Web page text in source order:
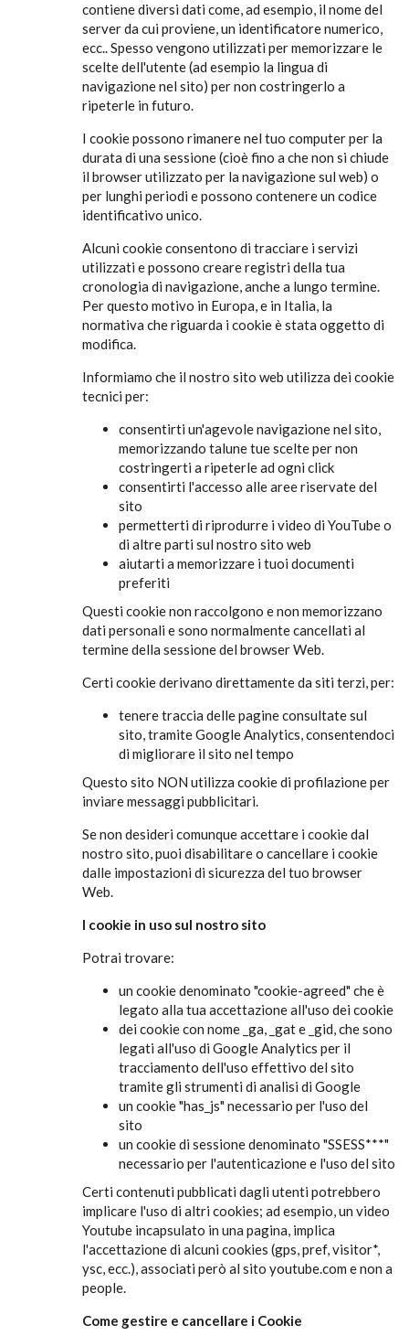
contiene diversi dati come, ad esempio, il nome del
server da cui proviene, un identificatore numerico,
ecc.. Spesso vengono utilizzati per memorizzare le
scelte dell'utente (ad esempio la lingua di
navigazione nel sito) per non costringerlo a
ripeterle in futuro.
I cookie possono rimanere nel tuo computer per la
durata di una sessione (cioè fino a che non si chiude
il browser utilizzato per la navigazione sul web) o
per lunghi periodi e possono contenere un codice
identificativo unico.
Alcuni cookie consentono di tracciare i servizi
utilizzati e possono creare registri della tua
cronologia di navigazione, anche a lungo termine.
Per questo motivo in Europa, e in Italia, la
normativa che riguarda i cookie è stata oggetto di
modifica.
Informiamo che il nostro sito web utilizza dei cookie
tecnici per:
consentirti un'agevole navigazione nel sito,
memorizzando talune tue scelte per non
costringerti a ripeterle ad ogni click
consentirti l'accesso alle aree riservate del
sito
permetterti di riprodurre i video di YouTube o
di altre parti sul nostro sito web
aiutarti a memorizzare i tuoi documenti
preferiti
Questi cookie non raccolgono e non memorizzano
dati personali e sono normalmente cancellati al
termine della sessione del browser Web.
Certi cookie derivano direttamente da siti terzi, per:
tenere traccia delle pagine consultate sul
sito, tramite Google Analytics, consentendoci
di migliorare il sito nel tempo
Questo sito NON utilizza cookie di profilazione per
inviare messaggi pubblicitari.
Se non desideri comunque accettare i cookie dal
nostro sito, puoi disabilitare o cancellare i cookie
dalle impostazioni di sicurezza del tuo browser
Web.
I cookie in uso sul nostro sito
Potrai trovare:
un cookie denominato "cookie-agreed" che è
legato alla tua accettazione all'uso dei cookie
dei cookie con nome _ga, _gat e _gid, che sono
legati all'uso di Google Analytics per il
tracciamento dell'uso effettivo del sito
tramite gli strumenti di analisi di Google
un cookie "has_js" necessario per l'uso del
sito
un cookie di sessione denominato "SSESS***"
necessario per l'autenticazione e l'uso del sito
Certi contenuti pubblicati dagli utenti potrebbero
implicare l'uso di altri cookies; ad esempio, un video
Youtube incapsulato in una pagina, implica
l'accettazione di alcuni cookies (gps, pref, visitor*,
ysc, ecc.), associati però al sito youtube.com e non a
people.
Come gestire e cancellare i Cookie